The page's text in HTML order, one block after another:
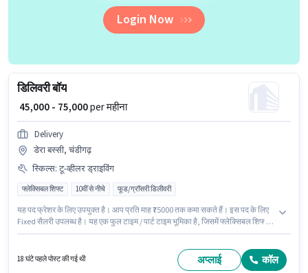
Login Now
डिलिवरी बॉय
₹ 45,000 - 75,000per महीना
Delivery
डेरा बस्सी, चंडीगढ़
स्किल्स: टू-व्हीलर ड्राइविंग
फ्लेक्सिबल शिफ्ट 10वीं से नीचे फूड/ग्रॉसरी डिलीवरी
यह पद फ्रेशर के लिए उपयुक्त है। आप प्रति माह ₹75000 तक कमा सकते हैं। इस पद के लिए
Fixed सैलरी उपलब्ध है। यह एक फुल टाइम / पार्ट टाइम भूमिका है, जिसमें फ्लेक्सिबल शिफ्ट
उम्मीदवार के पास टू-व्हीलर ड्राइविंग होना अनिवार्य है।
18 घंटे पहले पोस्ट की गई थी अप्लाई कॉल